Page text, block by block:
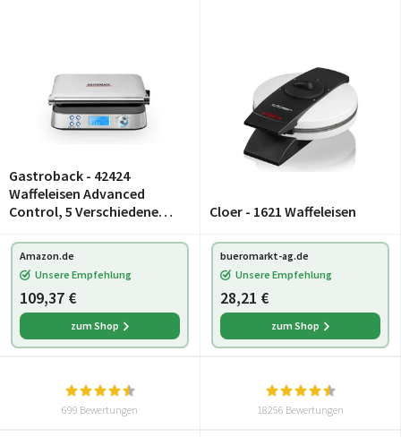
Gastroback - 42424
Waffeleisen Advanced
Control, 5 Verschiedene
Bräunungsstufen,
Steuerung über LCD–
Display, 1.600 Watt
Cloer - 1621 Waffeleisen
Amazon.de
Unsere Empfehlung
109,37 €
zum Shop
bueromarkt-ag.de
Unsere Empfehlung
28,21 €
zum Shop
699 Bewertungen 18256 Bewertungen